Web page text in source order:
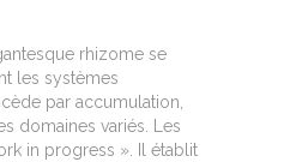
rhizome se
les systèmes
par accumulation,
domaines variés. Les
in progress ». Il établit